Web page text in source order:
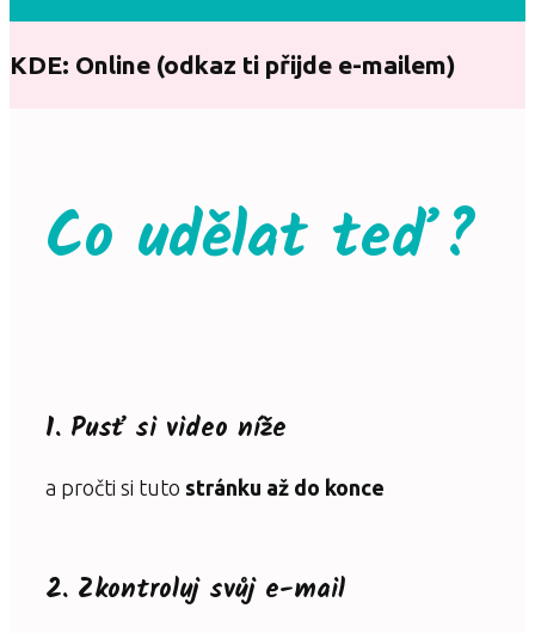
KDE: Online (odkaz ti přijde e-mailem)
Co udělat teď?
1. Pusť si video níže
a pročti si tuto stránku až do konce
2. Zkontroluj svůj e-mail